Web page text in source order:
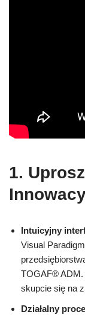
1.
Intuicyjny
Visual
TOGAF® ADM.
skupcie się na
Działalny